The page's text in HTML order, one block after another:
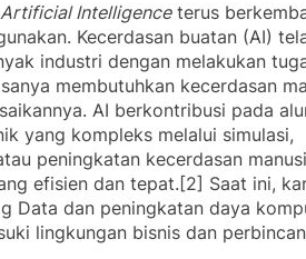
Artificial Intelligenceterus
Kecerdasan buatan (AI)
industri dengan melakukan
membutuhkan kecerdasan
AI berkontribusi pada
yang kompleks melalui simulasi,
peningkatan kecerdasan
efisien dan tepat.[2] Saat ini,
Data dan peningkatan daya
lingkungan bisnis dan